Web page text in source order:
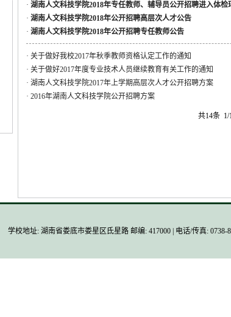
· 湖南人文科技学院2018年专任教师、辅导员公开招聘进入体
· 湖南人文科技学院2018年公开招聘高层次人才公告
· 湖南人文科技学院2018年公开招聘专任教师公告
· 关于做好我校2017年秋季教师资格认定工作的通知
· 关于做好2017年度专业技术人员继续教育有关工作的通知
· 湖南人文科技学院2017年上学期高层次人才公开招聘方案
· 2016年湖南人文科技学院公开招聘方案
共14条 1/
学校地址: 湖南省娄底市娄星区氐星路 邮编: 417000 | 电话/传真: